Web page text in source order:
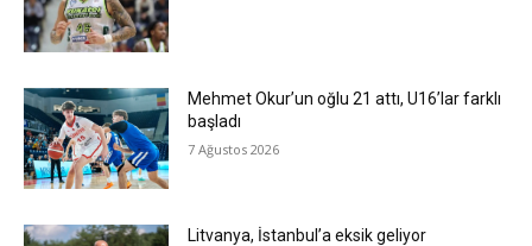
Mehmet Okur’un oğlu 21 attı, U16’lar farklı
başladı
7 Ağustos 2026
Litvanya, İstanbul’a eksik geliyor